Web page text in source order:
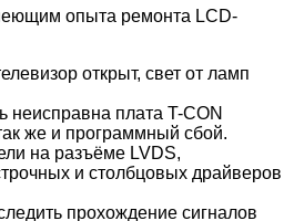
опыта ремонта LCD-
открыт, свет от ламп
плата T-CON
же и программный сбой.
на разъёме LVDS,
и столбцовых драйверов
прохождение сигналов